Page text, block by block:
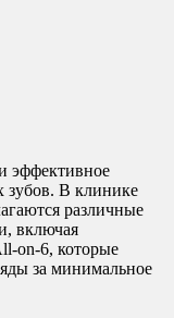
эффективное
зубов. В клинике
различные
включая
on-6, которые
за минимальное